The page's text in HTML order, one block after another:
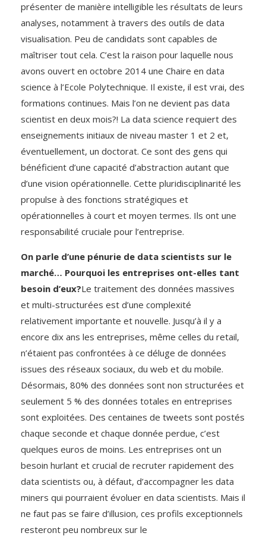
présenter de manière intelligible les résultats de leurs
analyses, notamment à travers des outils de data
visualisation. Peu de candidats sont capables de
maîtriser tout cela. C’est la raison pour laquelle nous
avons ouvert en octobre 2014 une Chaire en data
science à l’Ecole Polytechnique. Il existe, il est vrai, des
formations continues. Mais l’on ne devient pas data
scientist en deux mois?! La data science requiert des
enseignements initiaux de niveau master 1 et 2 et,
éventuellement, un doctorat. Ce sont des gens qui
bénéficient d’une capacité d’abstraction autant que
d’une vision opérationnelle. Cette pluridisciplinarité les
propulse à des fonctions stratégiques et
opérationnelles à court et moyen termes. Ils ont une
responsabilité cruciale pour l’entreprise.
On parle d’une pénurie de data scientists sur le
marché… Pourquoi les entreprises ont-elles tant
besoin d’eux?Le traitement des données massives
et multi-structurées est d’une complexité
relativement importante et nouvelle. Jusqu’à il y a
encore dix ans les entreprises, même celles du retail,
n’étaient pas confrontées à ce déluge de données
issues des réseaux sociaux, du web et du mobile.
Désormais, 80% des données sont non structurées et
seulement 5 % des données totales en entreprises
sont exploitées. Des centaines de tweets sont postés
chaque seconde et chaque donnée perdue, c’est
quelques euros de moins. Les entreprises ont un
besoin hurlant et crucial de recruter rapidement des
data scientists ou, à défaut, d’accompagner les data
miners qui pourraient évoluer en data scientists. Mais il
ne faut pas se faire d’illusion, ces profils exceptionnels
resteront peu nombreux sur le